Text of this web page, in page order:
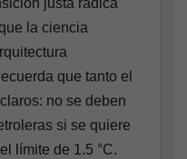
justa radica
la ciencia
que tanto el
no se deben
si se quiere
límite de 1.5 °C.